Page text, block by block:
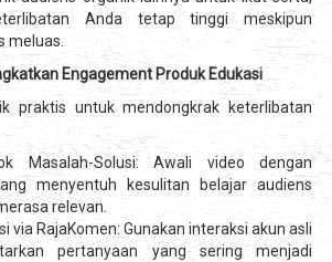
Anda tetap tinggi meskipun
meluas.
Engagement Produk Edukasi
praktis untuk mendongkrak keterlibatan
Masalah-Solusi: Awali video dengan
menyentuh kesulitan belajar audiens
relevan.
via RajaKomen: Gunakan interaksi akun asli
pertanyaan yang sering menjadi